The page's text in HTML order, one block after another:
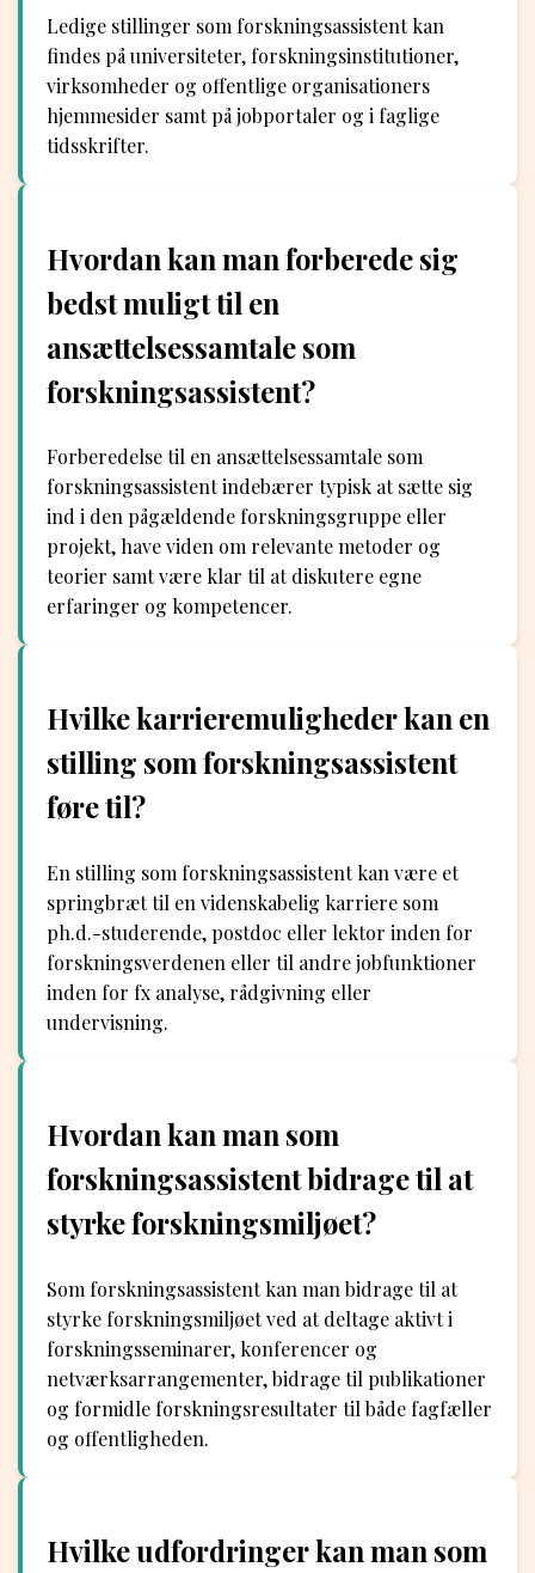
Ledige stillinger som forskningsassistent kan
findes på universiteter, forskningsinstitutioner,
virksomheder og offentlige organisationers
hjemmesider samt på jobportaler og i faglige
tidsskrifter.
Hvordan kan man forberede sig
bedst muligt til en
ansættelsessamtale som
forskningsassistent?
Forberedelse til en ansættelsessamtale som
forskningsassistent indebærer typisk at sætte sig
ind i den pågældende forskningsgruppe eller
projekt, have viden om relevante metoder og
teorier samt være klar til at diskutere egne
erfaringer og kompetencer.
Hvilke karrieremuligheder kan en
stilling som forskningsassistent
føre til?
En stilling som forskningsassistent kan være et
springbræt til en videnskabelig karriere som
ph.d.-studerende, postdoc eller lektor inden for
forskningsverdenen eller til andre jobfunktioner
inden for fx analyse, rådgivning eller
undervisning.
Hvordan kan man som
forskningsassistent bidrage til at
styrke forskningsmiljøet?
Som forskningsassistent kan man bidrage til at
styrke forskningsmiljøet ved at deltage aktivt i
forskningsseminarer, konferencer og
netværksarrangementer, bidrage til publikationer
og formidle forskningsresultater til både fagfæller
og offentligheden.
Hvilke udfordringer kan man som